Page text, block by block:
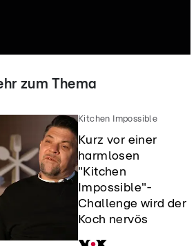
zum Thema
Kitchen Impossible
Kurz vor einer
harmlosen
"Kitchen
Impossible"-
Challenge wird der
Koch nervös